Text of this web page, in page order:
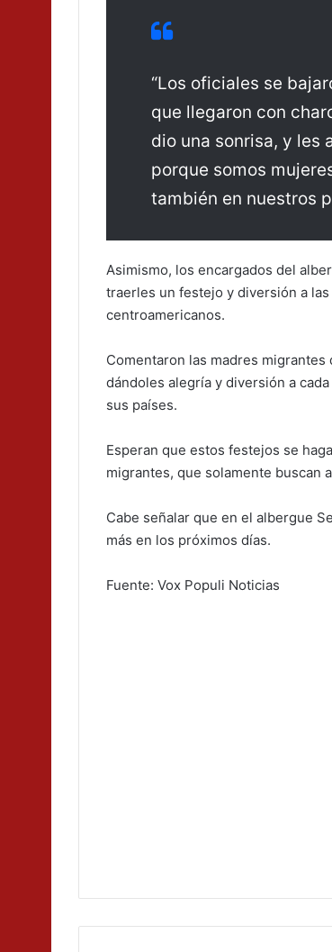
“Los oficiales se
que llegaron con
dio una sonrisa, y les
porque somos
también en nuestros
Asimismo, los encargados del
traerles un festejo y diversión a
centroamericanos.
Comentaron las madres
dándoles alegría y diversión a
sus países.
Esperan que estos festejos se
migrantes, que solamente buscan
Cabe señalar que en el albergue
más en los próximos días.
Fuente: Vox Populi Noticias